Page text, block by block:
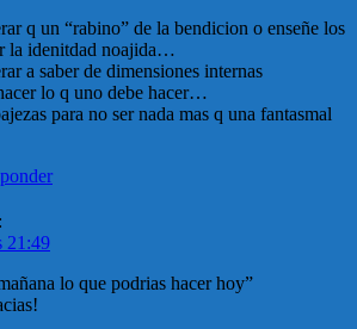
q un “rabino” de la bendicion o enseñe los
la idenitdad noajida…
a saber de dimensiones internas
lo q uno debe hacer…
para no ser nada mas q una fantasmal
21:49
lo que podrias hacer hoy”